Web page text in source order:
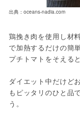
出典：oceans-nadia.com
鶏挽き肉を使用し材
で加熱するだけの簡
プチトマトをそえる
ダイエット中だけど
もピッタリのひと品
う。